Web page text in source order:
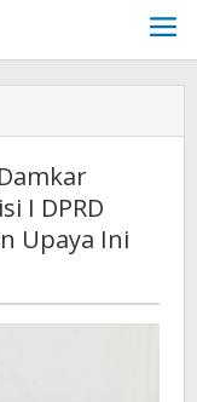
I DPRD
Upaya Ini